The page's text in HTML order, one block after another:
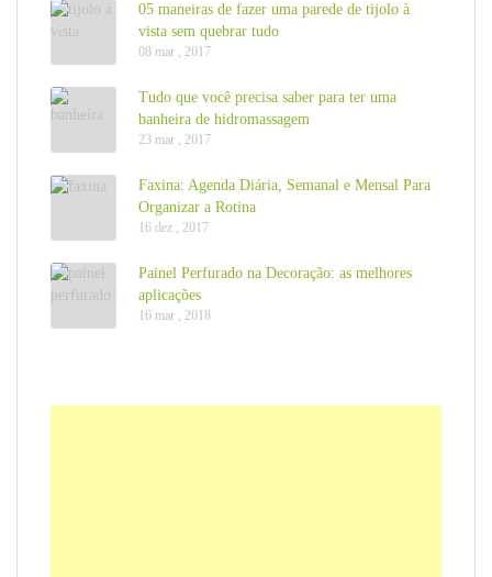
05 maneiras de fazer uma parede de tijolo à
vista sem quebrar tudo
08 mar , 2017
Tudo que você precisa saber para ter uma
banheira de hidromassagem
23 mar , 2017
Faxina: Agenda Diária, Semanal e Mensal Para
Organizar a Rotina
16 dez , 2017
Painel Perfurado na Decoração: as melhores
aplicações
16 mar , 2018